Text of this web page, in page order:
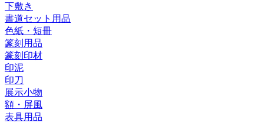
下敷き
書道セット用品
色紙・短冊
篆刻用品
篆刻印材
印泥
印刀
展示小物
額・屏風
表具用品